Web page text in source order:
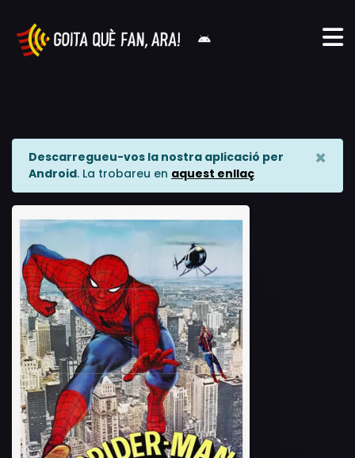
Descarregueu-vos la nostra aplicació per
Android. La trobareu en aquest enllaç
×